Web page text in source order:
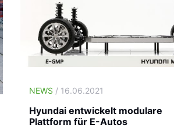
NEWS / 16.06.2021
Hyundai entwickelt modulare
Plattform für E-Autos